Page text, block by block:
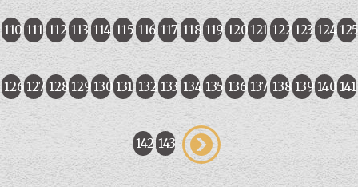
110 111 112 113 114 115 116 117 118 119 120121 122 123 124 125
126 127 128 129130 131 132 133 134 135 136 137 138 139 140 141
142 143